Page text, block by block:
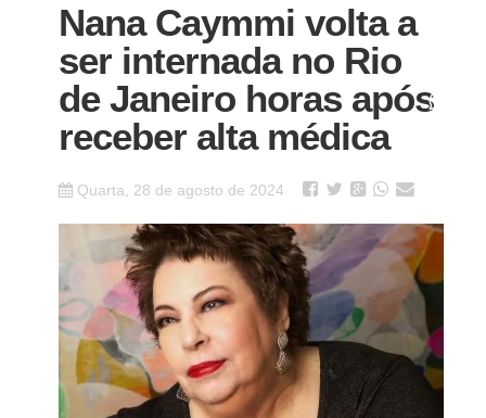
Nana Caymmi volta a
ser internada no Rio
de Janeiro horas após
receber alta médica
Quarta, 28 de agosto de 2024